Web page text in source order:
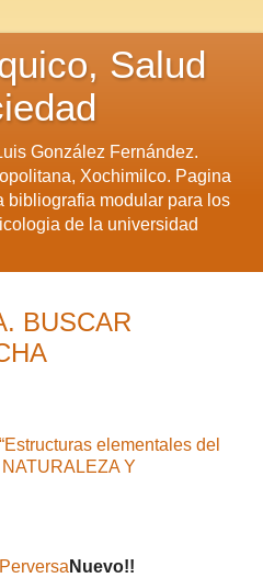
Salud
González Fernández.
Xochimilco. Pagina
bibliografia modular para los
de la universidad
BUSCAR
elementales del
Y
Nuevo!!